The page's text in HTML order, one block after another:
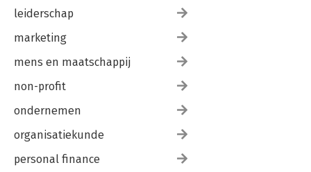
leiderschap
marketing
mens en maatschappij
non-profit
ondernemen
organisatiekunde
personal finance